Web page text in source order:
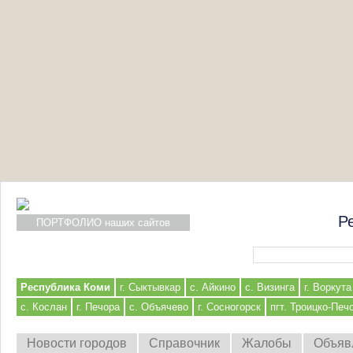
ПОРТФОЛИО наших сайтов
Республика Коми г. Сыктывкар с. Айкино с. Визинга
г. Воркута
с. Кослан
г. Печора с. Объячево г. Сосногорск пгт. Троицко-
Новости городов Справочник Жалобы